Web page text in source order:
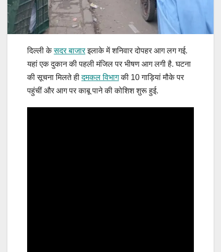
दिल्ली केसदर बाजारइलाके में शनिवार दोपहर आग लग गई.
यहां एक दुकान की पहली मंजिल पर भीषण आग लगी है. घटना
की सूचना मिलते हीदमकल विभागकी 10 गाड़ियां मौके पर
पहुंचीं और आग पर काबू पाने की कोशिश शुरू हुई.